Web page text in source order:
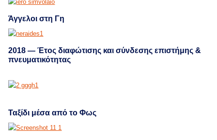
Άγγελοι στη Γη
2018 — Έτος διαφώτισης και σύνδεσης επιστήμης &
πνευματικότητας
Ταξίδι μέσα από το Φως